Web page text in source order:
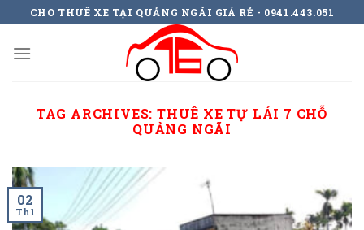
to
content
CHO THUÊ XE TẠI QUẢNG NGÃI GIÁ RẺ - 0941.443.051
TAG ARCHIVES:THUÊ XE TỰ LÁI 7 CHỖ
QUẢNG NGÃI
02
Th1